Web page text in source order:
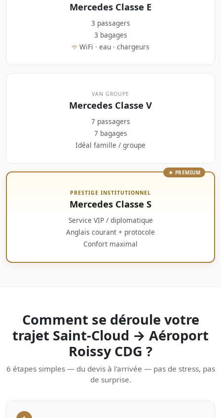
Mercedes Classe E
3 passagers
3 bagages
WiFi · eau · chargeurs
VAN GROUPE
Mercedes Classe V
7 passagers
7 bagages
Idéal famille / groupe
★ PREMIUM
PRESTIGE INSTITUTIONNEL
Mercedes Classe S
Service VIP / diplomatique
Anglais courant + protocole
Confort maximal
Comment se déroule votre
trajet Saint-Cloud → Aéroport
Roissy CDG ?
6 étapes simples — du devis à l'arrivée — pas de stress, pas
de surprise.